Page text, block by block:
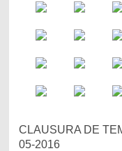
CLAUSURA DE
05-2016